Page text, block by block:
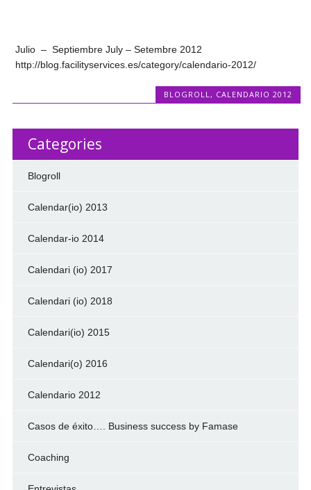
Julio – Septiembre July – Setembre 2012
http://blog.facilityservices.es/category/calendario-2012/
BLOGROLL, CALENDARIO 2012
Categories
Blogroll
Calendar(io) 2013
Calendar-io 2014
Calendari (io) 2017
Calendari (io) 2018
Calendari(io) 2015
Calendari(o) 2016
Calendario 2012
Casos de éxito…. Business success by Famase
Coaching